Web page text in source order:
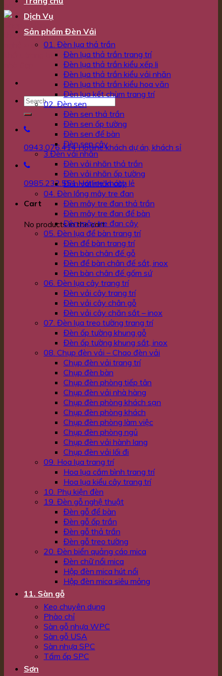
0943.076.414 Hotline khách dự án, khách sỉ
0985.232.551 Hotline khách lẻ
Cart
No products in the cart.
Dịch Vụ
Sản phẩm Đèn Vải
01. Đèn lụa thả trần
Đèn lụa thả trần trang trí
Đèn lụa thả trần kiểu xếp li
Đèn lụa thả trần kiểu vải nhăn
Đèn lụa thả trần kiểu hoa văn
Đèn lụa kết chùm trang trí
02. Đèn sen
Đèn sen thả trần
Đèn sen ốp tường
Đèn sen để bàn
Đèn sen cây
3.Đèn vải nhăn
Đèn vải nhăn thả trần
Đèn vải nhăn ốp tường
Đèn vải nhăn cây
04. Đèn lồng mây tre đan
Đèn mây tre đan thả trần
Đèn mây tre đan để bàn
Đèn mây tre đan cây
05. Đèn lụa để bàn trang trí
Đèn để bàn trang trí
Đèn bàn chân đế gỗ
Đèn để bàn chân đế sắt, inox
Đèn bàn chân đế gốm sứ
06. Đèn lụa cây trang trí
Đèn vải cây trang trí
Đèn vải cây chân gỗ
Đèn vải cây chăn sắt – inox
07. Đèn lụa treo tường trang trí
Đèn ốp tường khung gỗ
Đèn ốp tường khung sắt, inox
08. Chụp đèn vải – Chao đèn vải
Chụp đèn vải trang trí
Chụp đèn bàn
Chụp đèn phòng tiếp tân
Chụp đèn vải nhà hàng
Chụp đèn phòng khách sạn
Chụp đèn phòng khách
Chụp đèn phòng làm việc
Chụp đèn phòng ngủ
Chụp đèn vải hành lang
Chụp đèn vải lối đi
09. Hoa lụa trang trí
Hoa lụa cắm bình trang trí
Hoa lụa kiểu cây trang trí
10. Phụ kiện đèn
19. Đèn gỗ nghệ thuật
Đèn gỗ để bàn
Đèn gỗ ốp trần
Đèn gỗ thả trần
Đèn gỗ treo tường
20. Đèn biển quảng cáo mica
Đèn chữ nổi mica
Hộp đèn mica hút nổi
Hộp đèn mica siêu mỏng
11. Sàn gỗ
Keo chuyên dụng
Phào chỉ
Sàn gỗ nhựa WPC
Sàn gỗ USA
Sàn nhựa SPC
Tấm ốp SPC
Sơn